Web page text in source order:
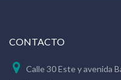
CONTACTO
Calle 30 Este y avenida